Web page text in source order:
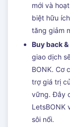
mới và
biệt hữu
tăng giảm
Buy back
giao dịch
BONK. Cơ
trợ giá trị
vững. Đây
LetsBONK
sôi nổi.